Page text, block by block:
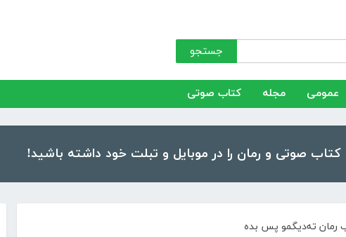
جستجو
عمومی مجله کتاب صوتی
رمان ته‌دیگمو پس بده